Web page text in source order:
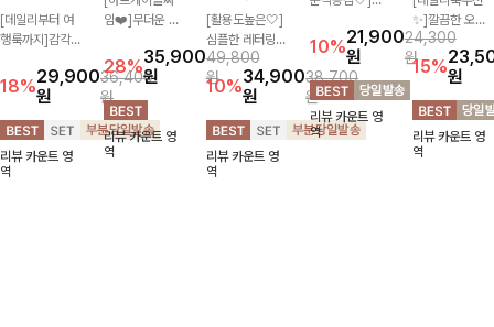
[데일리부터 여
행룩까지]감각
셔츠와 플레어
핏 반바지가 함
께 구성된 세트
아이템으로, 편
안하면서도 캐주
얼한 꾸안꾸룩을
18%29,900
원
36,400
원
리뷰 카운트 영
역
임❤️]무더운 여
낭만같은 티셔츠
소재감에서 주는
포인트와 금장으
로 고급스러움도
놓치지 말아요♥
28%35,900
원
49,800
원
리뷰 카운트 영
역
[활용도높은🤍]
심플한 레터링
포인트의 반팔
티셔츠와 여유롭
게 떨어지는 반
바지 조합으로
꾸안꾸 무드 제
대로 살려주는
트레이닝 세트
10%34,900
원
38,700
원
리뷰 카운트 영
역
럴한 플라워 프
린팅이 포인트가
되어 하나만으로
도 감성 있는 스
타일을 완성해드
리는 티셔츠-🌼
10%21,900
원
24,300
원
리뷰 카운트 영
역
✨]깔끔한 오픈
카라넥과 조화로
운 배색이 들어
간 스트라이프
패턴으로 단정하
고 캐주얼한 무
드를 선사하는
반팔 티셔츠에
15%원
리뷰 카운트 영
역